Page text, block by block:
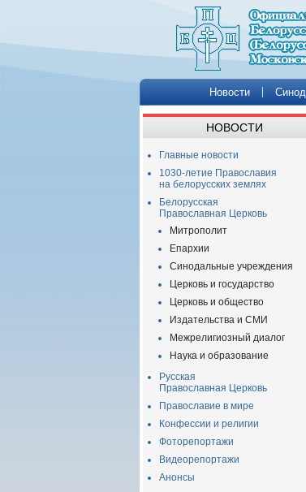
Новости Синод
НОВОСТИ
Главные новости
1030-летие Православия
на белорусских землях
Белорусская
Православная Церковь
Митрополит
Епархии
Синодальные учреждения
Церковь и государство
Церковь и общество
Издательства и СМИ
Межрелигиозный диалог
Наука и образование
Русская
Православная Церковь
Православие в мире
Конфессии и религии
Фоторепортажи
Видеорепортажи
Анонсы